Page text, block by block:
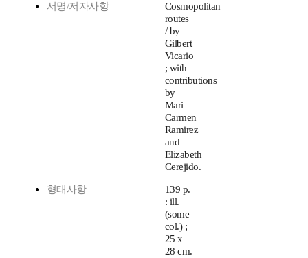
서명/저자사항
Cosmopolitan
routes
/ by
Gilbert
Vicario
; with
contributions
by
Mari
Carmen
Ramirez
and
Elizabeth
Cerejido.
형태사항
139 p.
: ill.
(some
col.) ;
25 x
28 cm.